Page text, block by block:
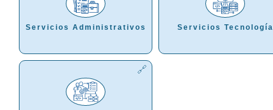
Servicios Administrativos Servicios Tecnología